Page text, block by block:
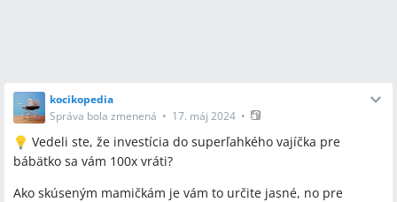
kocikopedia
Správa bola zmenená • 17. máj 2024 •
Vedeli ste, že investícia do superľahkého vajíčka pre
bábätko sa vám 100x vráti?
Ako skúseným mamičkám je vám to určite jasné, no pre